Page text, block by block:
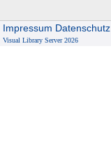
Impressum Datenschutz
Visual Library Server 2026